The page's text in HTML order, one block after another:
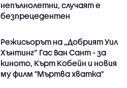
непълнолетни, случаят е
безпрецедентен
Режисьорът на „Добрият Уил
Хънтинг“ Гас Ван Сант - за
киното, Кърт Кобейн и новия
му филм "Мъртва хватка"